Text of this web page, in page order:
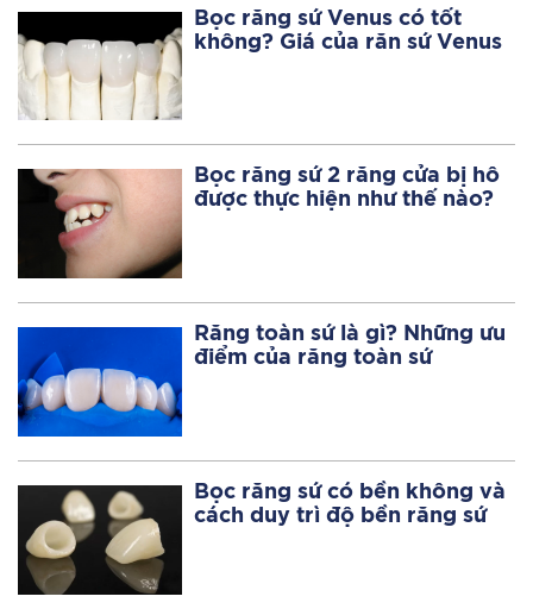
Bọc răng sứ Venus có tốt
không? Giá của răn sứ Venus
Bọc răng sứ 2 răng cửa bị hô
được thực hiện như thế nào?
Răng toàn sứ là gì? Những ưu
điểm của răng toàn sứ
Bọc răng sứ có bền không và
cách duy trì độ bền răng sứ